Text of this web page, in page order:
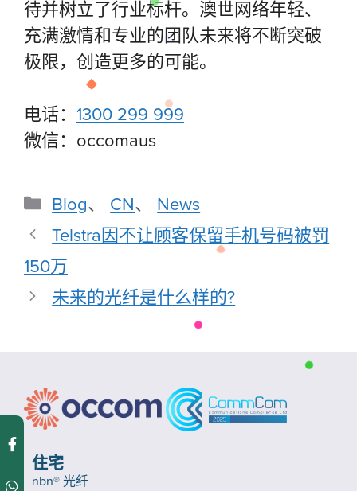
待并树立了行业标杆。澳世网络年轻、
充满激情和专业的团队未来将不断突破
极限，创造更多的可能。
电话： 1300 299 999
微信：occomaus
Blog、 CN、 News
Telstra因不让顾客保留手机号码被罚
150万
未来的光纤是什么样的?
住宅
nbn® 光纤